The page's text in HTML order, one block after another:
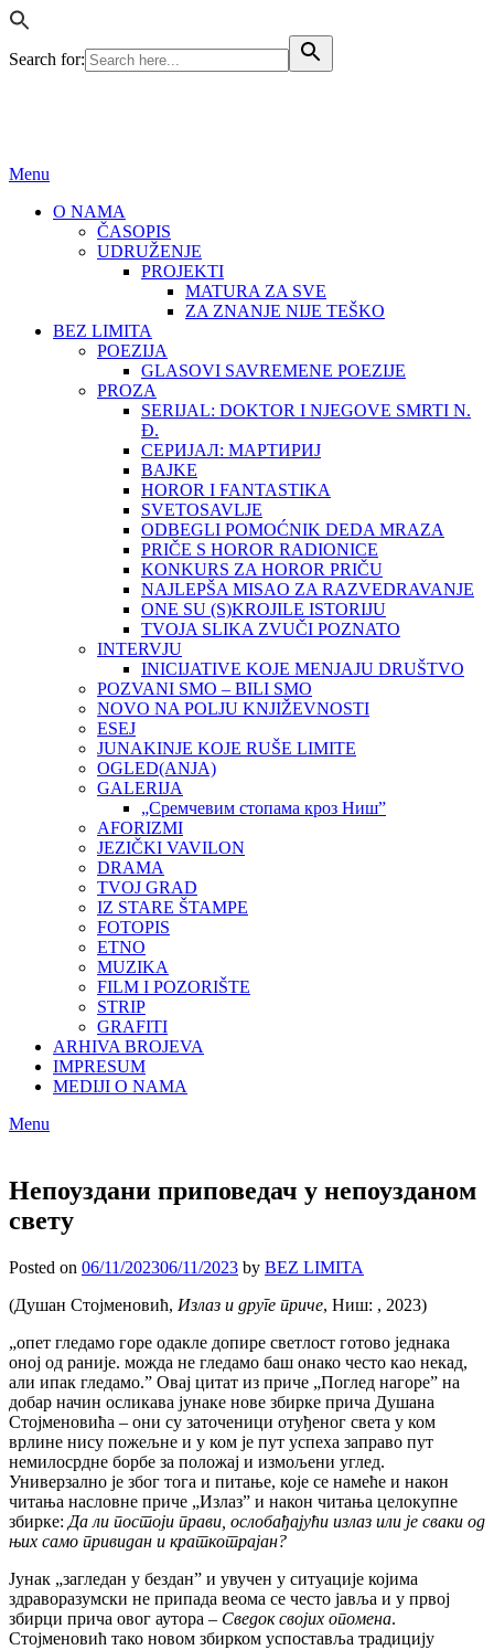
Search for:
Menu
O NAMA
ČASOPIS
UDRUŽENJE
PROJEKTI
MATURA ZA SVE
ZA ZNANJE NIJE TEŠKO
BEZ LIMITA
POEZIJA
GLASOVI SAVREMENE POEZIJE
PROZA
SERIJAL: DOKTOR I NJEGOVE SMRTI N.
Đ.
СЕРИЈАЛ: МАРТИРИЈ
BAJKE
HOROR I FANTASTIKA
SVETOSAVLJE
ODBEGLI POMOĆNIK DEDA MRAZA
PRIČE S HOROR RADIONICE
KONKURS ZA HOROR PRIČU
NAJLEPŠA MISAO ZA RAZVEDRAVANJE
ONE SU (S)KROJILE ISTORIJU
TVOJA SLIKA ZVUČI POZNATO
INTERVJU
INICIJATIVE KOJE MENJAJU DRUŠTVO
POZVANI SMO – BILI SMO
NOVO NA POLJU KNJIŽEVNOSTI
ESEJ
JUNAKINJE KOJE RUŠE LIMITE
OGLED(ANJA)
GALERIJA
„Сремчевим стопама кроз Ниш”
AFORIZMI
JEZIČKI VAVILON
DRAMA
TVOJ GRAD
IZ STARE ŠTAMPE
FOTOPIS
ETNO
MUZIKA
FILM I POZORIŠTE
STRIP
GRAFITI
ARHIVA BROJEVA
IMPRESUM
MEDIJI O NAMA
Menu
Непоуздани приповедач у непоузданом
свету
Posted on 06/11/202306/11/2023 by BEZ LIMITA
(Душан Стојменовић, Излаз и друге приче, Ниш: , 2023)
„опет гледамо горе одакле допире светлост готово једнака
оној од раније. можда не гледамо баш онако често као некад,
али ипак гледамо.” Овај цитат из приче „Поглед нагоре” на
добар начин осликава јунаке нове збирке прича Душана
Стојменовића – они су заточеници отуђеног света у ком
врлине нису пожељне и у ком је пут успеха заправо пут
немилосрдне борбе за положај и измољени углед.
Универзално је због тога и питање, које се намеће и након
читања насловне приче „Излаз” и након читања целокупне
збирке: Да ли постоји прави, ослобађајући излаз или је сваки од
њих само привидан и краткотрајан?
Јунак „загледан у бездан” и увучен у ситуације којима
здраворазумски не припада веома се често јавља и у првој
збирци прича овог аутора – Сведок својих опомена.
Стојменовић тако новом збирком успоставља традицију